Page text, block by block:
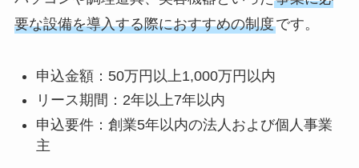
要な設備を導入する際におすすめの制度です。
申込金額：50万円以上1,000万円以内
リース期間：2年以上7年以内
申込要件：創業5年以内の法人および個人事業
主